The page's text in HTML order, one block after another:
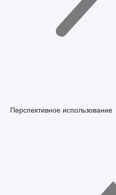
Перспективное использование